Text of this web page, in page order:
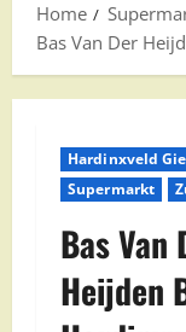
Home
Bas Van Der
Hardinxveld
Supermarkt
Bas Van
Heijden